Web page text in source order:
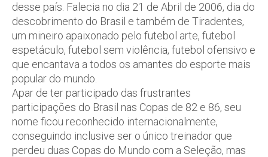
desse país. Falecia no dia 21 de Abril de 2006, dia do
descobrimento do Brasil e também de Tiradentes,
um mineiro apaixonado pelo futebol arte, futebol
espetáculo, futebol sem violência, futebol ofensivo e
que encantava a todos os amantes do esporte mais
popular do mundo.
Apar de ter participado das frustrantes
participações do Brasil nas Copas de 82 e 86, seu
nome ficou reconhecido internacionalmente,
conseguindo inclusive ser o único treinador que
perdeu duas Copas do Mundo com a Seleção, mas